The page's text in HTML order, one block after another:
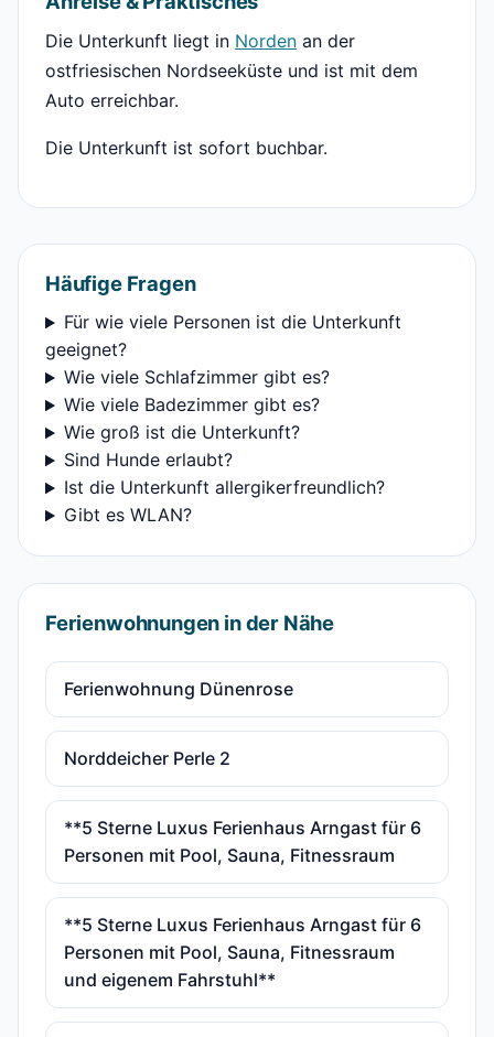
Die Unterkunft liegt in Norden an der
ostfriesischen Nordseeküste und ist mit dem
Auto erreichbar.
Die Unterkunft ist sofort buchbar.
Häufige Fragen
Für wie viele Personen ist die Unterkunft
geeignet?
Wie viele Schlafzimmer gibt es?
Wie viele Badezimmer gibt es?
Wie groß ist die Unterkunft?
Sind Hunde erlaubt?
Ist die Unterkunft allergikerfreundlich?
Gibt es WLAN?
Ferienwohnungen in der Nähe
Ferienwohnung Dünenrose
Norddeicher Perle 2
**5 Sterne Luxus Ferienhaus Arngast für 6
Personen mit Pool, Sauna, Fitnessraum
**5 Sterne Luxus Ferienhaus Arngast für 6
Personen mit Pool, Sauna, Fitnessraum
und eigenem Fahrstuhl**